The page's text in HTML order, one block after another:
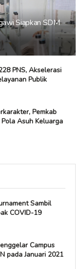
Siapkan SDM
PNS, Akselerasi
Publik
Pemkab
Asuh Keluarga
Sambil
COVID-19
Campus
pada Januari 2021